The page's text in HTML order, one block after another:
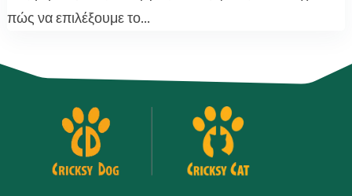
πώς να επιλέξουμε το...